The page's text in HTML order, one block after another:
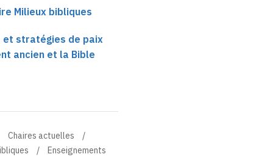
Milieux bibliques
et stratégies de paix
ancien et la Bible
Chaires actuelles
Enseignements